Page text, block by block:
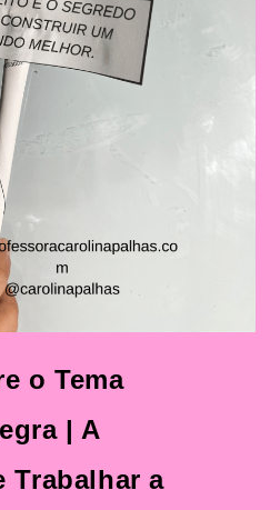
o Tema
| A
Trabalhar a